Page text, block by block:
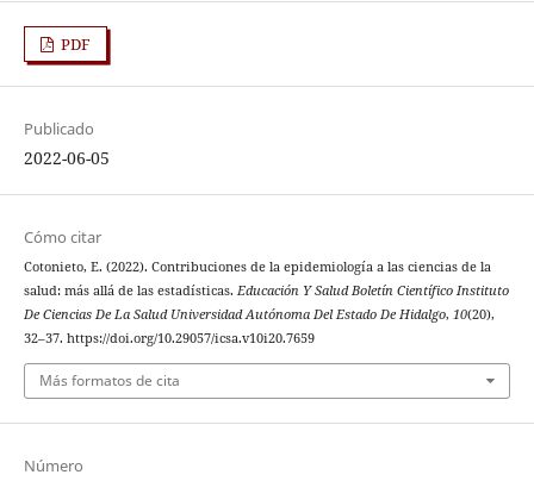
PDF
Publicado
2022-06-05
Cómo citar
Cotonieto, E. (2022). Contribuciones de la epidemiología a las ciencias de la
salud: más allá de las estadísticas. Educación Y Salud Boletín Científico Instituto
De Ciencias De La Salud Universidad Autónoma Del Estado De Hidalgo, 10(20),
32–37. https://doi.org/10.29057/icsa.v10i20.7659
Más formatos de cita
Número